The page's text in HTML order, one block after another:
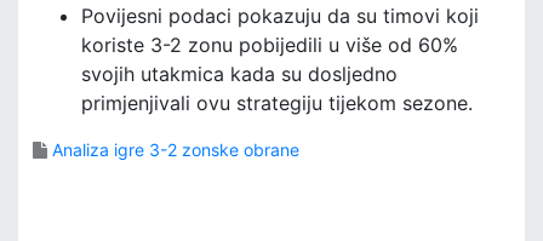
Povijesni podaci pokazuju da su timovi koji
koriste 3-2 zonu pobijedili u više od 60%
svojih utakmica kada su dosljedno
primjenjivali ovu strategiju tijekom sezone.
Analiza igre 3-2 zonske obrane